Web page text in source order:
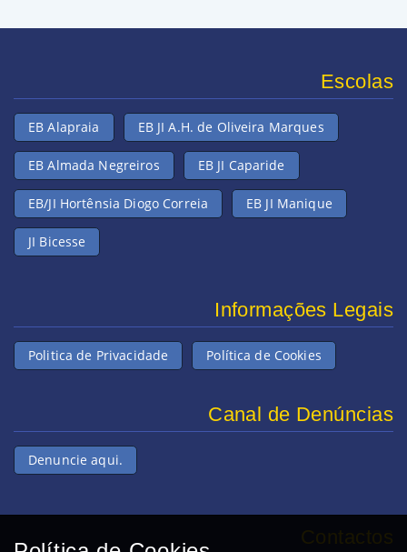
Escolas
EB Alapraia EB JI A.H. de Oliveira Marques
EB Almada Negreiros EB JI Caparide
EB/JI Hortênsia Diogo Correia EB JI Manique
JI Bicesse
Informações Legais
Politica de Privacidade Política de Cookies
Canal de Denúncias
Denuncie aqui.